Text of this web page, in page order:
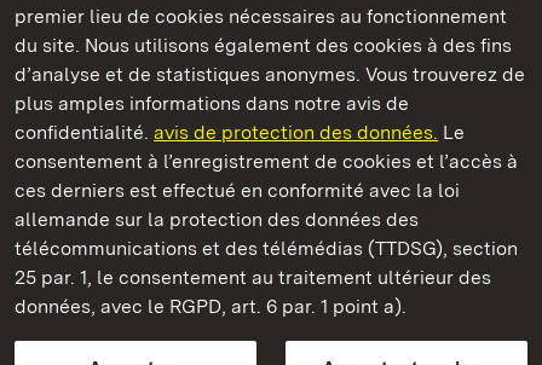
premier lieu de cookies nécessaires au fonctionnement
du site. Nous utilisons également des cookies à des fins
d’analyse et de statistiques anonymes. Vous trouverez de
plus amples informations dans notre avis de
confidentialité. avis de protection des données. Le
consentement à l’enregistrement de cookies et l’accès à
ces derniers est effectué en conformité avec la loi
allemande sur la protection des données des
télécommunications et des télémédias (TTDSG), section
25 par. 1, le consentement au traitement ultérieur des
données, avec le RGPD, art. 6 par. 1 point a).
Staatliche Schlösser und Gärten Baden‑Württemberg
Châteaux et jardins publics du Bade-Wurtemberg
ContactFAQ et réponsesMentions légales
Protection des données
Explications sur l’accessibilité
BITV-konform (geprüfte Seiten)